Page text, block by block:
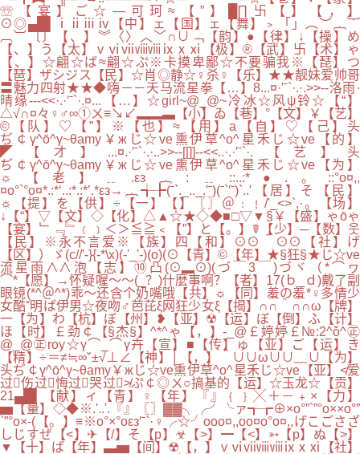
☏【宴】ご☆—可珂≈【”】█∏卐【】【，】
⊙◎▄█▌ⅰⅱⅲⅳ【中】ェ【国】ェ【舞】﹥「」︵︶︷︸
︹︺〔〕【、】︾〈〉︿﹀∩∪﹁【韵】●【律】↓【操】め
【、】う【太】ⅴⅵⅶⅷⅷⅸⅹⅺ【极】®【武】卐【术】ゃ
【、】☆翩☆ば≈翩☆ぷ※卡摸卑鄙☆不要骗我※【琵】つ
【琶】ザシジス【民】☆肖◎静☆♀杀♀【乐】★★靓妹爱帅哥
〓魅力四射★★◆嗨－－天马流星拳【…】8...¤·′ˉ`·.·.>>--洛雨·
晴缘---<<·.·′ˉ`·.¤...【…】☆girl~@_@~冷冰☆风ψ铃☆【“】
△√∩¤々♀♂∞①ㄨ≡↘↙▂▂▃【小】ゐ【巷】°【文】￥【艺】
©【队】♡【”】※【也】≈【用】a【自】♡【己】头
ぢ￠γ^ō^γ~θamy￥жじ☆ve熏伊草^o^星禾じ☆ve【的】
◤【才】...¤.·′ˉ`·.·..>>--[[]]--<<..·.·′ˉ`·.【艺】头
ぢ￠γ^ō^γ~θamy￥жじ☆ve熏伊草^o^星禾じ☆ve【为】
☼【老】﹎.εз︷:﹎::..:*●.。::°o¤,,
¤o°`°o¤*.:*‘..:*.:*’.*εз→︷╅╊(ˉ`._.._.′ˉ)(ˉ`′ˉ)`..′【居】そ【民】
☼【提】を【供】÷【一】【】〖〗＠﹕﹗/'_<>`,·。【场】
↓【“】▽【文】◇【化】△▲☆★◇◆■□▽▼§￥【盛】ゃōゃ
【宴】﹂﹃﹄﹝﹞＜＞≦≧﹤【”】と【。】☤【少】─【数】웃
【民】※永不言爱※【族】四【和】⊙⊙＾⊙⊙【社】げ
【区】）ゞ(c//'-}{-*\x)(-'_'-)(o)(⊙【青】©【年】★§狂§★じ☆ve
流星雨∧∧泡【志】⑩凸(⊙▂⊙)(づ￣3￣)づヾ（*⌒ヮ
⌒*【愿】→怀疑喔～～(_？)什麼事啊？【者】17(ｂ_ｄ)戴了副
眼镜(*^＠^*)乖～还含个奶嘴哦【共】☼【同】羞の羞*♀多情少
女酷ˇ明ぱ伊男☆夜吻♂芭芘ξ网狂少女ξ【揭】∩∩＾∩∩ω【牌】
一【为】わ【杭】ぼ【州】❥【亚】☢【运】ぼ【倒】ふ【计】
ほ【时】￡劲￠【§杰§】^*^ゃ【，】-_@￡婷婷￡№:2^ǒ^㊣
@_@㊣roy☆γ⌒_⌒γ卉【宣】■【传】ゅ【亚】ご【运】き
【精】÷＝≠≒∞ˇ±√⊥∠【神】│【，】＾∪∪ω∪∪﹏∪【为】
头ぢ￠γ^ō^γ~θamy￥жじ☆ve熏伊草^o^星禾じ☆ve【亚】≮爱
过伤过悔过哭过≯ぷ￠◎ㄨ○搞基的【运】☆玉龙☆【贡】
21▄█▌【献】ィ【青】♀【年】『』﹛﹜╳＋－﹢×【力】
▅【量】◇◆※.'..'.『』〖〗▓▓╮╭╯╰ァ┱┲⊕×o°”`”°o××o°”
`”°o×-(【。】≡※o°×°oεз′ˉ`·♀╭☆╯ooo¤,,oo¤o°o¤,,げこごさざ
しじすぜ【<】✈【/】そ【p】☣【>】━【<】➳【p】ぬ【>】
▼【十】ば【年】▃▅【间】☢【，】ⅴⅵⅶⅷⅷⅸⅹⅺ【社】